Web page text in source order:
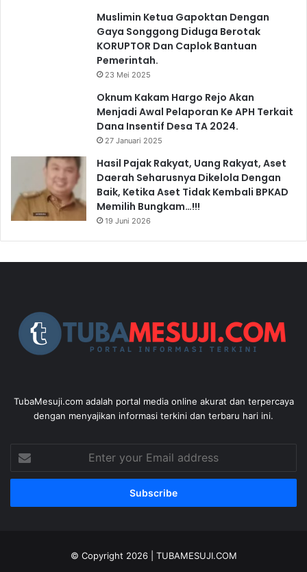
Muslimin Ketua Gapoktan Dengan
Gaya Songgong Diduga Berotak
KORUPTOR Dan Caplok Bantuan
Pemerintah.
23 Mei 2025
Oknum Kakam Hargo Rejo Akan
Menjadi Awal Pelaporan Ke APH Terkait
Dana Insentif Desa TA 2024.
27 Januari 2025
Hasil Pajak Rakyat, Uang Rakyat, Aset
Daerah Seharusnya Dikelola Dengan
Baik, Ketika Aset Tidak Kembali BPKAD
Memilih Bungkam…!!!
19 Juni 2026
TubaMesuji.com adalah portal media online akurat dan terpercaya
dengan menyajikan informasi terkini dan terbaru hari ini.
your
Email
© Copyright 2026 | TUBAMESUJI.COM